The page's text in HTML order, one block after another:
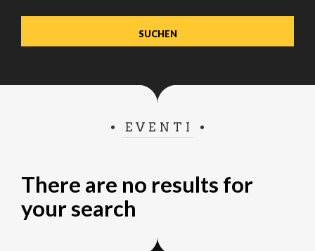
EVENTI
There are no results for
your search